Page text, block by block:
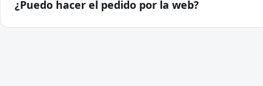
¿Puedo hacer el pedido por la web?